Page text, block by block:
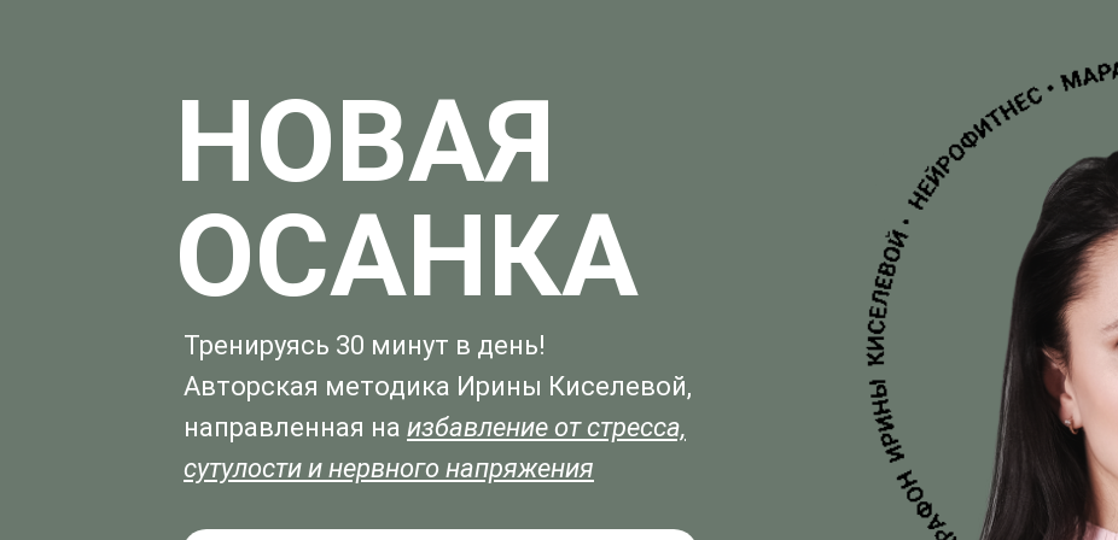
Тренируясь 30 минут в день!
Авторская методика Ирины Киселевой,
направленная на избавление от стресса,
сутулости и нервного напряжения
НОВАЯ
ОСАНКА